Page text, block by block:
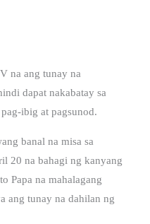
na ang tunay na
dapat nakabatay sa
ibig at pagsunod.
banal na misa sa
20 na bahagi ng kanyang
Papa na mahalagang
ang tunay na dahilan ng